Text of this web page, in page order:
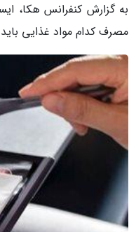
به گزارش کنفرانس هکا،
مصرف کدام مواد غذایی